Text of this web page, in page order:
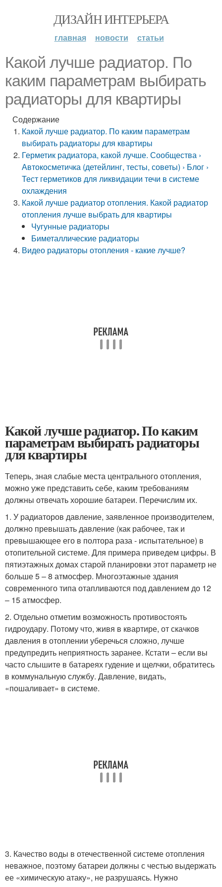
ДИЗАЙН ИНТЕРЬЕРА
главная новости статьи
Какой лучше радиатор. По
каким параметрам выбирать
радиаторы для квартиры
Содержание
Какой лучше радиатор. По каким параметрам
выбирать радиаторы для квартиры
Герметик радиатора, какой лучше. Сообщества ›
Автокосметичка (детейлинг, тесты, советы) › Блог ›
Тест герметиков для ликвидации течи в системе
охлаждения
Какой лучше радиатор отопления. Какой радиатор
отопления лучше выбрать для квартиры
Чугунные радиаторы
Биметаллические радиаторы
Видео радиаторы отопления - какие лучше?
Какой лучше радиатор. По каким
параметрам выбирать радиаторы
для квартиры
Теперь, зная слабые места центрального отопления,
можно уже представить себе, каким требованиям
должны отвечать хорошие батареи. Перечислим их.
1. У радиаторов давление, заявленное производителем,
должно превышать давление (как рабочее, так и
превышающее его в полтора раза - испытательное) в
отопительной системе. Для примера приведем цифры. В
пятиэтажных домах старой планировки этот параметр не
больше 5 – 8 атмосфер. Многоэтажные здания
современного типа отапливаются под давлением до 12
– 15 атмосфер.
2. Отдельно отметим возможность противостоять
гидроудару. Потому что, живя в квартире, от скачков
давления в отоплении уберечься сложно, лучше
предупредить неприятность заранее. Кстати – если вы
часто слышите в батареях гудение и щелчки, обратитесь
в коммунальную службу. Давление, видать,
«пошаливает» в системе.
3. Качество воды в отечественной системе отопления
неважное, поэтому батареи должны с честью выдержать
ее «химическую атаку», не разрушаясь. Нужно